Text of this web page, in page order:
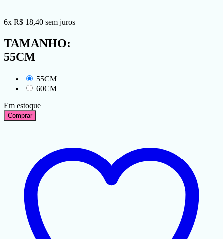
6x R$ 18,40 sem juros
TAMANHO:
55CM
55CM
60CM
Em estoque
Comprar